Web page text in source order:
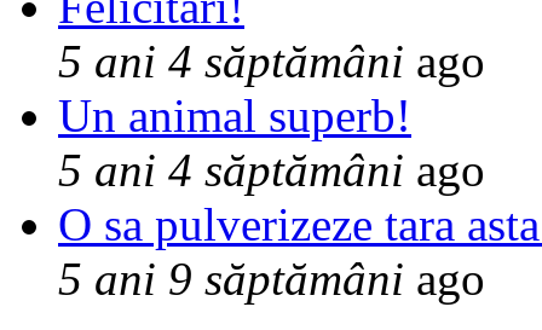
5 ani 4 săptămâni ago
Un animal superb!
5 ani 4 săptămâni ago
O sa pulverizeze tara
5 ani 9 săptămâni ago